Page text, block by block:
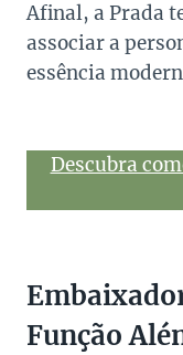
Afinal, a Prada
associar a
essência
Descubra
Função